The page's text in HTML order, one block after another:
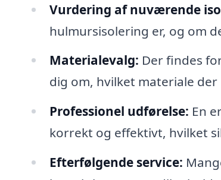
Vurdering af nuværende
hulmursisolering er, og om
Materialevalg: Der findes
dig om, hvilket materiale
Professionel udførelse: En
korrekt og effektivt, hvilket
Efterfølgende service: